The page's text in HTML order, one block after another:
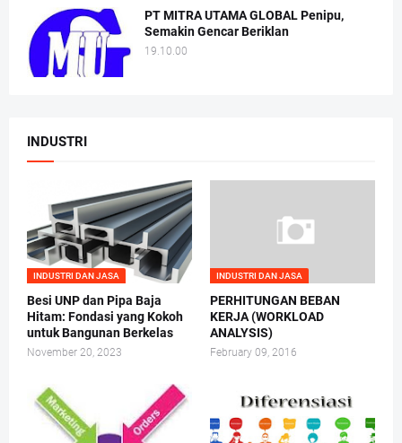
PT MITRA UTAMA GLOBAL Penipu,
Semakin Gencar Beriklan
19.10.00
INDUSTRI
INDUSTRI DAN JASA
Besi UNP dan Pipa Baja
Hitam: Fondasi yang Kokoh
untuk Bangunan Berkelas
November 20, 2023
INDUSTRI DAN JASA
PERHITUNGAN BEBAN
KERJA (WORKLOAD
ANALYSIS)
February 09, 2016